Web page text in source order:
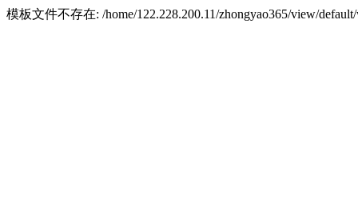
模板文件不存在: /home/122.228.200.11/zhongyao365/view/default/